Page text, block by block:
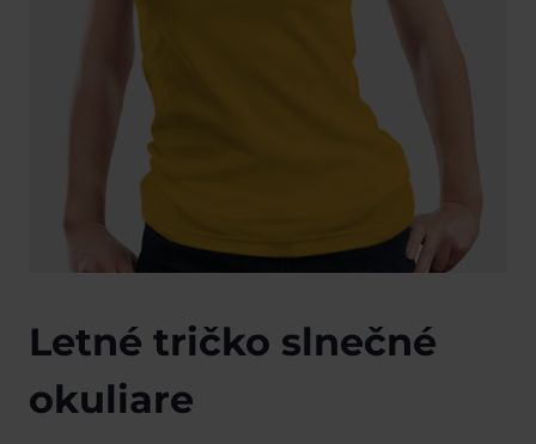
Letné tričko slnečné
okuliare